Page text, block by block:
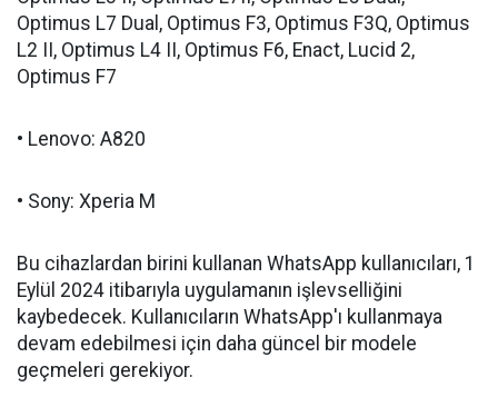
Optimus L7 Dual, Optimus F3, Optimus F3Q, Optimus
L2 II, Optimus L4 II, Optimus F6, Enact, Lucid 2,
Optimus F7
• Lenovo: A820
• Sony: Xperia M
Bu cihazlardan birini kullanan WhatsApp kullanıcıları, 1
Eylül 2024 itibarıyla uygulamanın işlevselliğini
kaybedecek. Kullanıcıların WhatsApp'ı kullanmaya
devam edebilmesi için daha güncel bir modele
geçmeleri gerekiyor.